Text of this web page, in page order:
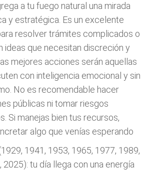
a tu fuego natural una mirada
y estratégica. Es un excelente
resolver trámites complicados o
ideas que necesitan discreción y
mejores acciones serán aquellas
con inteligencia emocional y sin
No es recomendable hacer
públicas ni tomar riesgos
Si manejas bien tus recursos,
algo que venías esperando
1941, 1953, 1965, 1977, 1989,
2025): tu día llega con una energía